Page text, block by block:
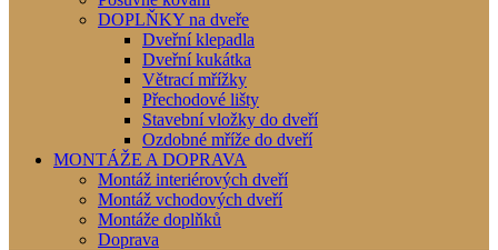
DOPLŇKY na dveře
Dveřní klepadla
Dveřní kukátka
Větrací mřížky
Přechodové lišty
Stavební vložky do dveří
Ozdobné mříže do dveří
MONTÁŽE A DOPRAVA
Montáž interiérových dveří
Montáž vchodových dveří
Montáže doplňků
Doprava